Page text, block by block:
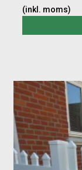
(inkl. moms)